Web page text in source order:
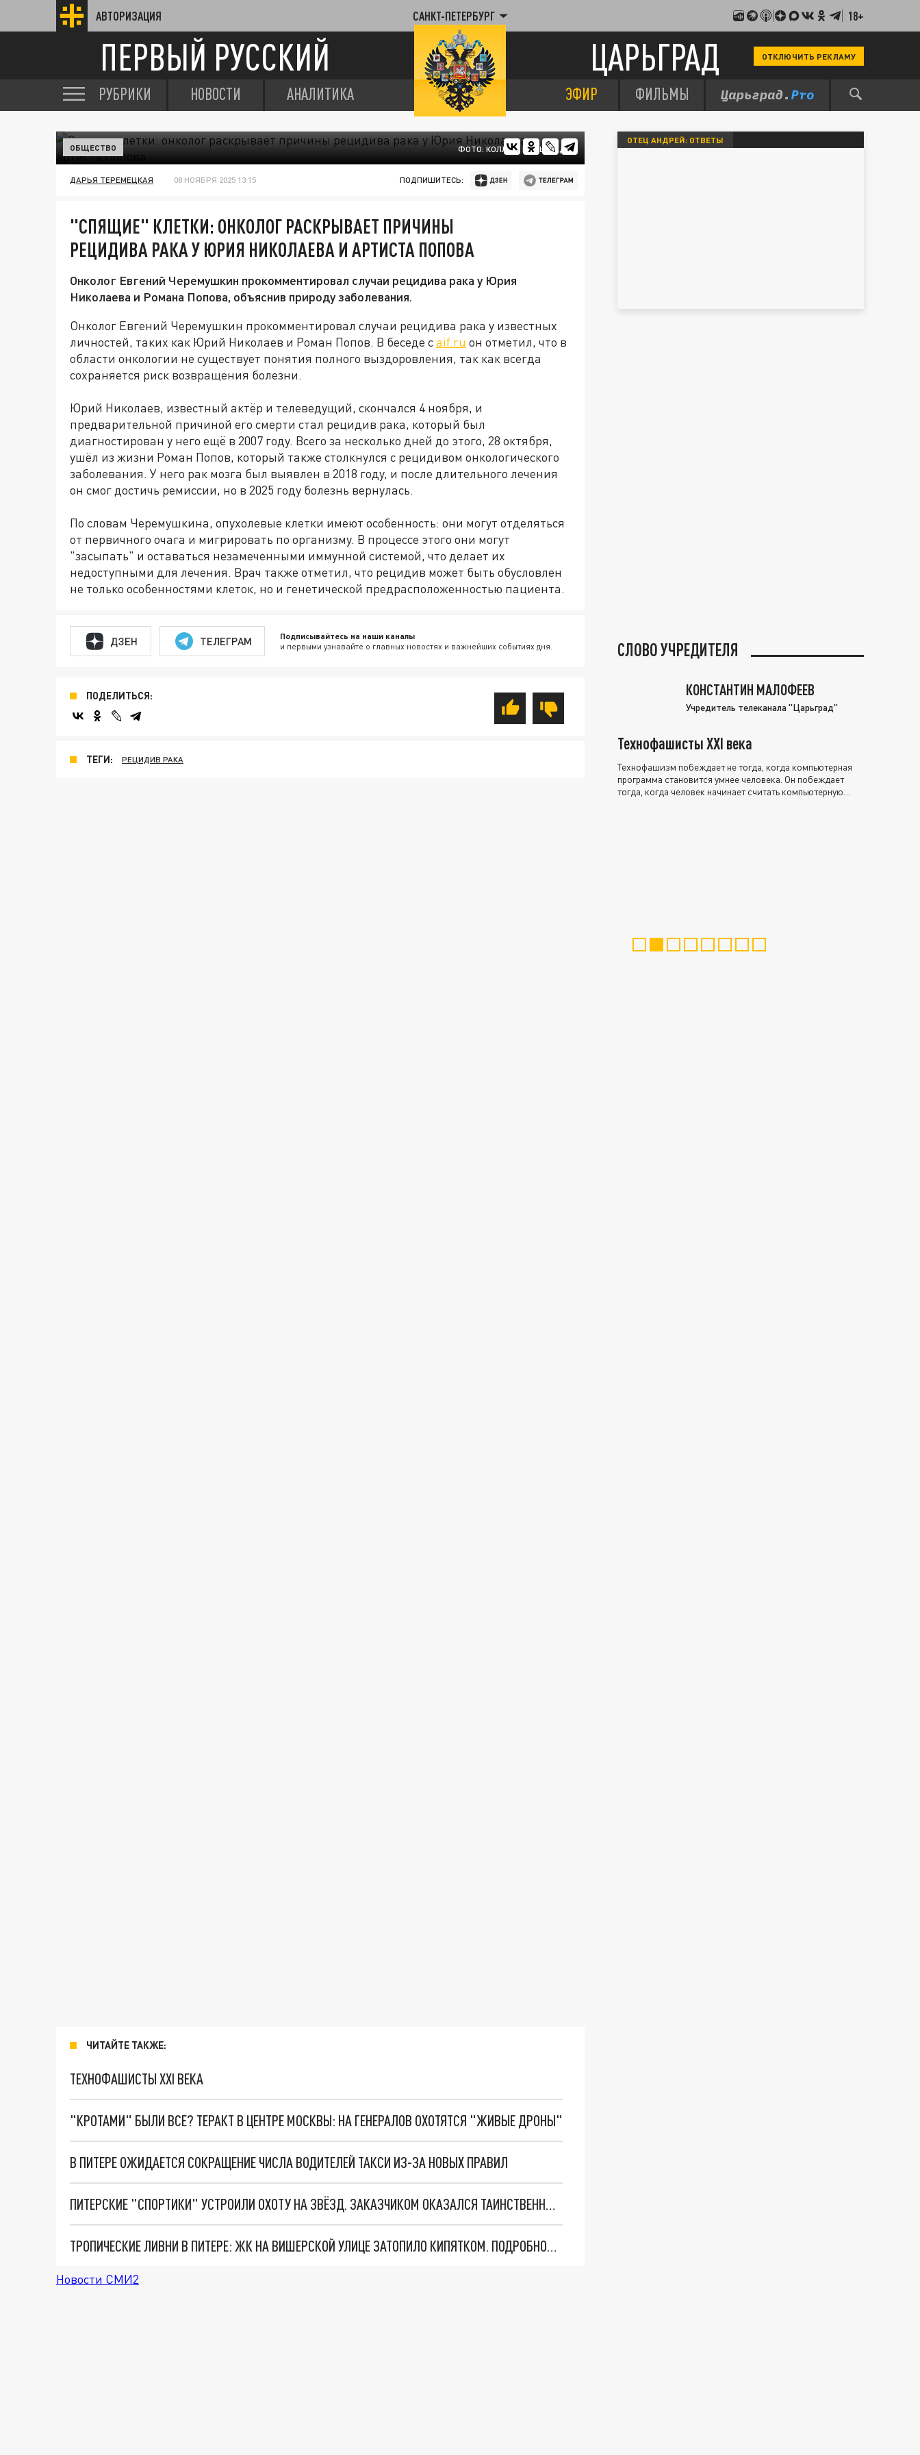
АВТОРИЗАЦИЯ САНКТ-ПЕТЕРБУРГ 18+
ПЕРВЫЙ РУССКИЙ ЦАРЬГРАД ОТКЛЮЧИТЬ РЕКЛАМУ
РУБРИКИ НОВОСТИ АНАЛИТИКА ЭФИР ФИЛЬМЫ
ФОТО: КОЛЛАЖ ЦАРЬГРАДА
ОБЩЕСТВО
ДАРЬЯ ТЕРЕМЕЦКАЯ 08 НОЯБРЯ 2025 13:15 ПОДПИШИТЕСЬ:
"СПЯЩИЕ" КЛЕТКИ: ОНКОЛОГ РАСКРЫВАЕТ ПРИЧИНЫ
РЕЦИДИВА РАКА У ЮРИЯ НИКОЛАЕВА И АРТИСТА ПОПОВА
Онколог Евгений Черемушкин прокомментировал случаи рецидива рака у Юрия
Николаева и Романа Попова, объяснив природу заболевания.
Онколог Евгений Черемушкин прокомментировал случаи рецидива рака у известных
личностей, таких как Юрий Николаев и Роман Попов. В беседе сaif.ru он отметил, что в
области онкологии не существует понятия полного выздоровления, так как всегда
сохраняется риск возвращения болезни.
Юрий Николаев, известный актёр и телеведущий, скончался 4 ноября, и
предварительной причиной его смерти стал рецидив рака, который был
диагностирован у него ещё в 2007 году. Всего за несколько дней до этого, 28 октября,
ушёл из жизни Роман Попов, который также столкнулся с рецидивом онкологического
заболевания. У него рак мозга был выявлен в 2018 году, и после длительного лечения
он смог достичь ремиссии, но в 2025 году болезнь вернулась.
По словам Черемушкина, опухолевые клетки имеют особенность: они могут отделяться
от первичного очага и мигрировать по организму. В процессе этого они могут
"засыпать" и оставаться незамеченными иммунной системой, что делает их
недоступными для лечения. Врач также отметил, что рецидив может быть обусловлен
не только особенностями клеток, но и генетической предрасположенностью пациента.
ДЗЕН ТЕЛЕГРАМ Подписывайтесь на наши каналы
и первыми узнавайте о главных новостях и важнейших событиях дня.
ПОДЕЛИТЬСЯ:
ТЕГИ: РЕЦИДИВ РАКА
ЧИТАЙТЕ ТАКЖЕ:
ТЕХНОФАШИСТЫ XXI ВЕКА
"КРОТАМИ" БЫЛИ ВСЕ? ТЕРАКТ В ЦЕНТРЕ МОСКВЫ: НА ГЕНЕРАЛОВ ОХОТЯТСЯ "ЖИВЫЕ ДРОНЫ"
В ПИТЕРЕ ОЖИДАЕТСЯ СОКРАЩЕНИЕ ЧИСЛА ВОДИТЕЛЕЙ ТАКСИ ИЗ-ЗА НОВЫХ ПРАВИЛ
ПИТЕРСКИЕ "СПОРТИКИ" УСТРОИЛИ ОХОТУ НА ЗВЁЗД. ЗАКАЗЧИКОМ ОКАЗАЛСЯ ТАИНСТВЕННЫЙ КУРАТОР ИЗ-ЗА ГРАНИЦЫ: КТО ЧУТЬ НЕ УКРАЛ ЗВЕЗДУ "ЗЕНИТА"
ТРОПИЧЕСКИЕ ЛИВНИ В ПИТЕРЕ: ЖК НА ВИШЕРСКОЙ УЛИЦЕ ЗАТОПИЛО КИПЯТКОМ. ПОДРОБНОСТИ ПРОИСШЕСТВИЯ
Новости СМИ2
ОТЕЦ АНДРЕЙ: ОТВЕТЫ
СЛОВО УЧРЕДИТЕЛЯ
КОНСТАНТИН МАЛОФЕЕВ
Учредитель телеканала "Царьград"
Технофашисты XXI века
Технофашизм побеждает не тогда, когда компьютерная
программа становится умнее человека. Он побеждает
тогда, когда человек начинает считать компьютерную